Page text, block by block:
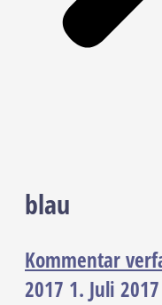
blau
Kommentar
2017 1. Juli 2017